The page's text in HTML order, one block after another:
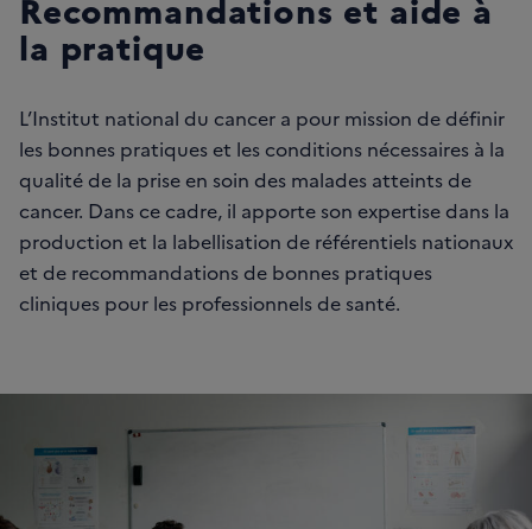
Recommandations et aide à
la pratique
L’Institut national du cancer a pour mission de définir
les bonnes pratiques et les conditions nécessaires à la
qualité de la prise en soin des malades atteints de
cancer. Dans ce cadre, il apporte son expertise dans la
production et la labellisation de référentiels nationaux
et de recommandations de bonnes pratiques
cliniques pour les professionnels de santé.